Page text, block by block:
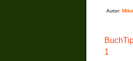
Autor:
1